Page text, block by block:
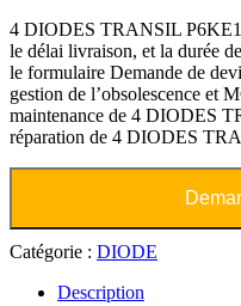
4 DIODES TRANSIL
le délai livraison, et la durée
le formulaire Demande de
gestion de l’obsolescence et
maintenance de 4 DIODES
réparation de 4 DIODES
Catégorie : DIODE
Description